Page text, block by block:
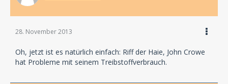
28. November 2013
Oh, jetzt ist es natürlich einfach: Riff der Haie, John Crowe
hat Probleme mit seinem Treibstoffverbrauch.